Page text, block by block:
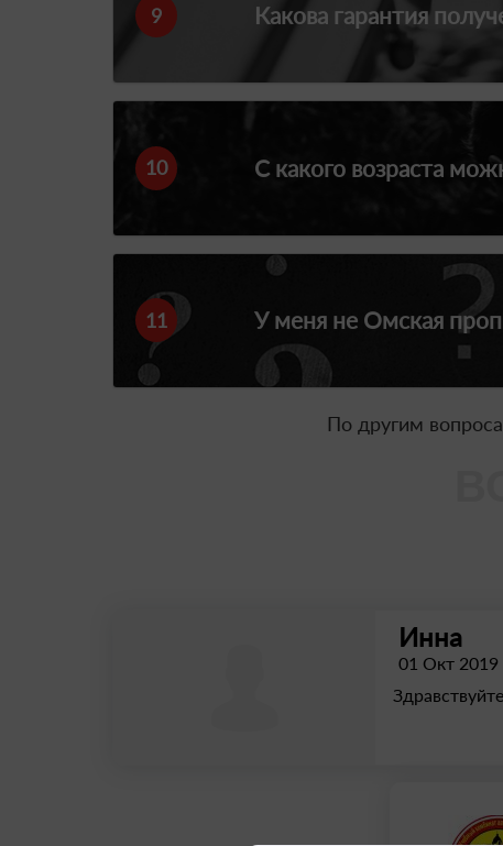
9 Какова гарантия
10 С какого возраста
11 У меня не Омская
По другим
Инна
01 Окт 2019